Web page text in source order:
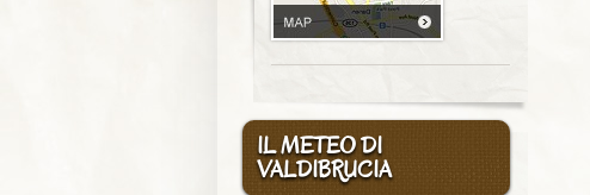
IL METEO DI
VALDIBRUCIA